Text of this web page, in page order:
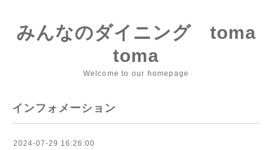
みんなのダイニング toma
toma
Welcome to our homepage
インフォメーション
2024-07-29 16:26:00